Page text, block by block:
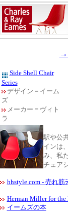
→
Side Shell Chair
Series
デザイン = イーム
ズ
メーカー = ヴィト
ラ
駅や公
インは
み、私
チェア
hhstyle.com - 売れ筋
Herman Miller for the
イームズの本